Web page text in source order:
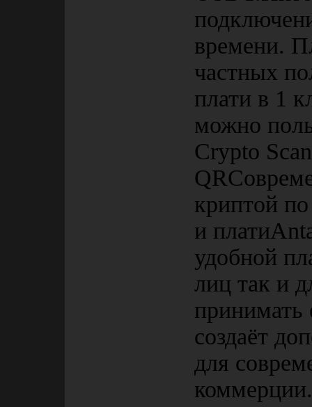
времени.
частных
плати в 1
можно
Crypto
криптой
и
удобной
лиц так и
принимать
создаёт
для